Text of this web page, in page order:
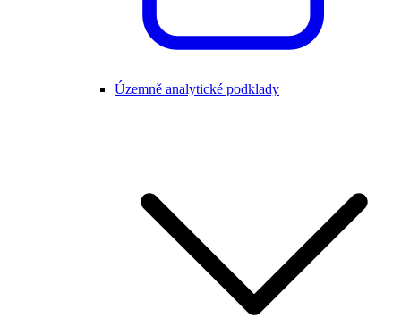
Územně analytické podklady